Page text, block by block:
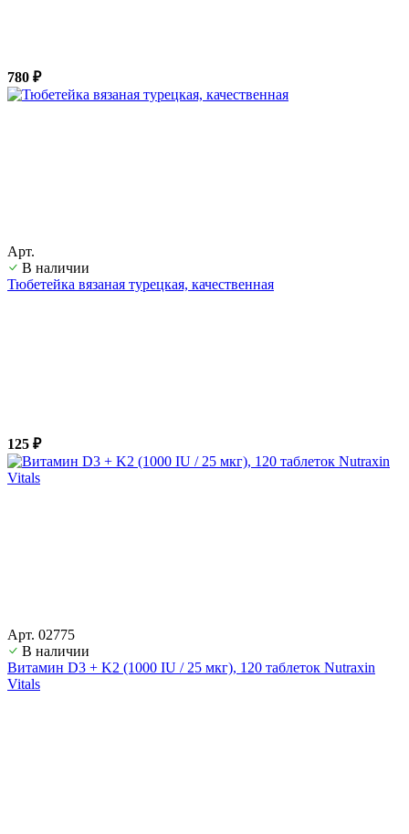
780 ₽
Арт.
В наличии
Тюбетейка вязаная турецкая, качественная
125 ₽
Арт. 02775
В наличии
Витамин D3 + K2 (1000 IU / 25 мкг), 120 таблеток Nutraxin
Vitals